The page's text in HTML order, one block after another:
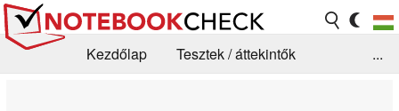
Kezdőlap
Tesztek / áttekintők
...